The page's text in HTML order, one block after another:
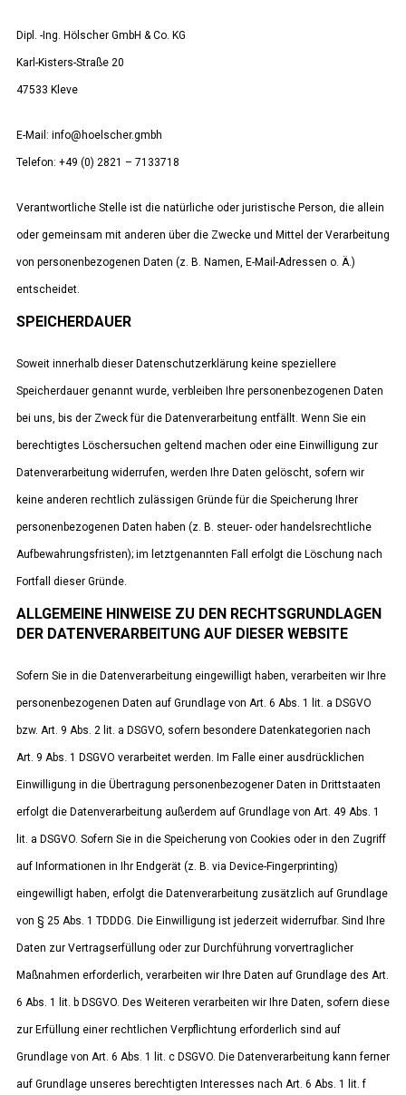
Dipl. -Ing. Hölscher GmbH & Co. KG
Karl-Kisters-Straße 20
47533 Kleve
E-Mail: info@hoelscher.gmbh
Telefon: +49 (0) 2821 – 7133718
Verantwortliche Stelle ist die natürliche oder juristische Person, die allein
oder gemeinsam mit anderen über die Zwecke und Mittel der Verarbeitung
von personenbezogenen Daten (z. B. Namen, E-Mail-Adressen o. Ä.)
entscheidet.
SPEICHERDAUER
Soweit innerhalb dieser Datenschutzerklärung keine speziellere
Speicherdauer genannt wurde, verbleiben Ihre personenbezogenen Daten
bei uns, bis der Zweck für die Datenverarbeitung entfällt. Wenn Sie ein
berechtigtes Löschersuchen geltend machen oder eine Einwilligung zur
Datenverarbeitung widerrufen, werden Ihre Daten gelöscht, sofern wir
keine anderen rechtlich zulässigen Gründe für die Speicherung Ihrer
personenbezogenen Daten haben (z. B. steuer- oder handelsrechtliche
Aufbewahrungsfristen); im letztgenannten Fall erfolgt die Löschung nach
Fortfall dieser Gründe.
ALLGEMEINE HINWEISE ZU DEN RECHTSGRUNDLAGEN
DER DATENVERARBEITUNG AUF DIESER WEBSITE
Sofern Sie in die Datenverarbeitung eingewilligt haben, verarbeiten wir Ihre
personenbezogenen Daten auf Grundlage von Art. 6 Abs. 1 lit. a DSGVO
bzw. Art. 9 Abs. 2 lit. a DSGVO, sofern besondere Datenkategorien nach
Art. 9 Abs. 1 DSGVO verarbeitet werden. Im Falle einer ausdrücklichen
Einwilligung in die Übertragung personenbezogener Daten in Drittstaaten
erfolgt die Datenverarbeitung außerdem auf Grundlage von Art. 49 Abs. 1
lit. a DSGVO. Sofern Sie in die Speicherung von Cookies oder in den Zugriff
auf Informationen in Ihr Endgerät (z. B. via Device-Fingerprinting)
eingewilligt haben, erfolgt die Datenverarbeitung zusätzlich auf Grundlage
von § 25 Abs. 1 TDDDG. Die Einwilligung ist jederzeit widerrufbar. Sind Ihre
Daten zur Vertragserfüllung oder zur Durchführung vorvertraglicher
Maßnahmen erforderlich, verarbeiten wir Ihre Daten auf Grundlage des Art.
6 Abs. 1 lit. b DSGVO. Des Weiteren verarbeiten wir Ihre Daten, sofern diese
zur Erfüllung einer rechtlichen Verpflichtung erforderlich sind auf
Grundlage von Art. 6 Abs. 1 lit. c DSGVO. Die Datenverarbeitung kann ferner
auf Grundlage unseres berechtigten Interesses nach Art. 6 Abs. 1 lit. f